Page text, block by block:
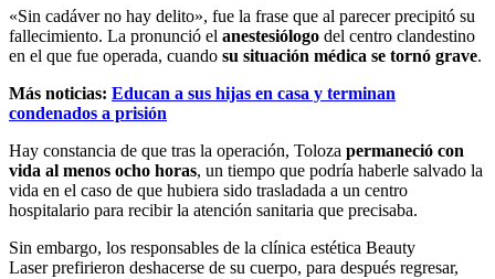
«Sin cadáver no hay delito», fue la frase que al parecer precipitó su
fallecimiento. La pronunció el anestesiólogo del centro clandestino
en el que fue operada, cuando su situación médica se tornó grave.
Más noticias: Educan a sus hijas en casa y terminan
condenados a prisión
Hay constancia de que tras la operación, Toloza permaneció con
vida al menos ocho horas, un tiempo que podría haberle salvado la
vida en el caso de que hubiera sido trasladada a un centro
hospitalario para recibir la atención sanitaria que precisaba.
Sin embargo, los responsables de la clínica estética Beauty
Laser prefirieron deshacerse de su cuerpo, para después regresar,